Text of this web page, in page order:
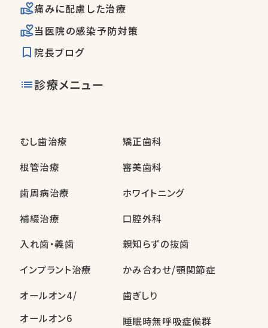
痛みに配慮した治療
当医院の感染予防対策
院長ブログ
診療メニュー
むし歯治療
根管治療
歯周病治療
補綴治療
入れ歯・義歯
インプラント治療
オールオン4/
オールオン6
矯正歯科
審美歯科
ホワイトニング
口腔外科
親知らずの抜歯
かみ合わせ/顎関節症
歯ぎしり
睡眠時無呼吸症候群